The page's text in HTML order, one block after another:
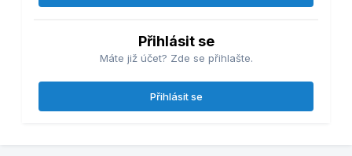
Přihlásit se
Máte již účet? Zde se přihlašte.
Přihlásit se